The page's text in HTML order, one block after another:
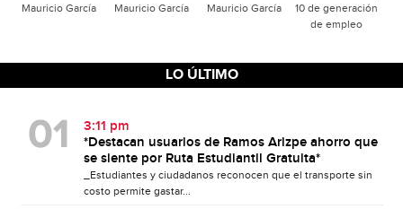
Mauricio García
Mauricio García
Mauricio García
10 de generación
de empleo
LO ÚLTIMO
3:11 pm
*Destacan usuarios de Ramos Arizpe ahorro que
se siente por Ruta Estudiantil Gratuita*
_Estudiantes y ciudadanos reconocen que el transporte sin
costo permite gastar...